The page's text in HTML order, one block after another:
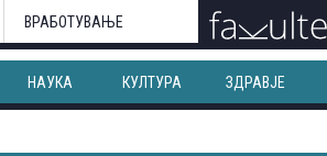
ВРАБОТУВАЊЕ
НАУКА КУЛТУРА ЗДРАВЈЕ